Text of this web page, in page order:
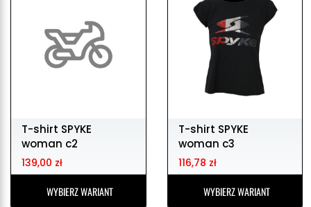
T-shirt SPYKE
woman c2
139,00 zł
WYBIERZ WARIANT
T-shirt SPYKE
woman c3
116,78 zł
WYBIERZ WARIANT